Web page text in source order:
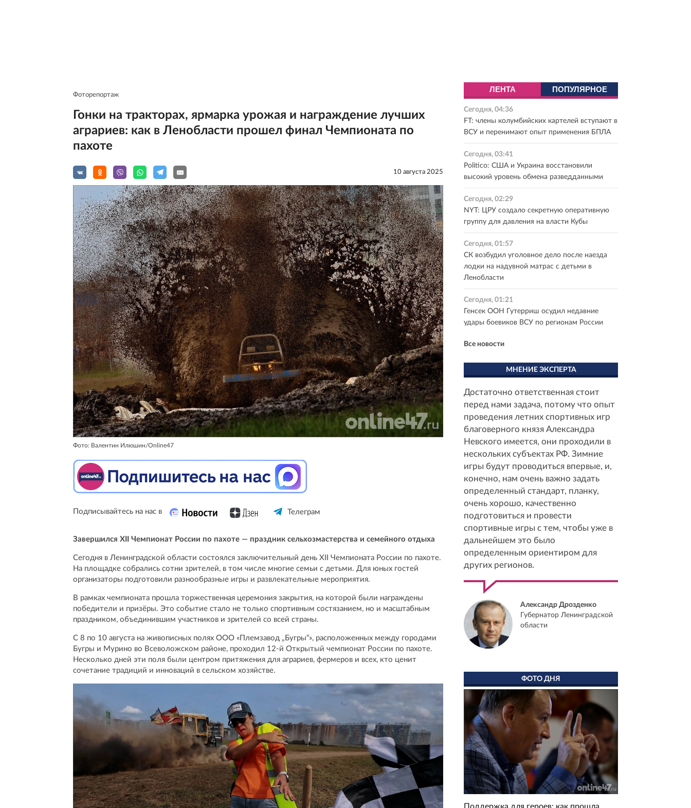
Фоторепортаж
Гонки на тракторах, ярмарка урожая и награждение лучших
аграриев: как в Ленобласти прошел финал Чемпионата по
пахоте
10 августа 2025
Фото: Валентин Илюшин/Online47
Подписывайтесь на нас в Телеграм
Завершился XII Чемпионат России по пахоте — праздник сельхозмастерства и семейного отдыха
Сегодня в Ленинградской области состоялся заключительный день XII Чемпионата России по пахоте.
На площадке собрались сотни зрителей, в том числе многие семьи с детьми. Для юных гостей
организаторы подготовили разнообразные игры и развлекательные мероприятия.
В рамках чемпионата прошла торжественная церемония закрытия, на которой были награждены
победители и призёры. Это событие стало не только спортивным состязанием, но и масштабным
праздником, объединившим участников и зрителей со всей страны.
С 8 по 10 августа на живописных полях ООО «Племзавод „Бугры“», расположенных между городами
Бугры и Мурино во Всеволожском районе, проходил 12-й Открытый чемпионат России по пахоте.
Несколько дней эти поля были центром притяжения для аграриев, фермеров и всех, кто ценит
сочетание традиций и инноваций в сельском хозяйстве.
ЛЕНТА ПОПУЛЯРНОЕ
Сегодня, 04:36
FT: члены колумбийских картелей вступают в
ВСУ и перенимают опыт применения БПЛА
Сегодня, 03:41
Politico: США и Украина восстановили
высокий уровень обмена разведданными
Сегодня, 02:29
NYT: ЦРУ создало секретную оперативную
группу для давления на власти Кубы
Сегодня, 01:57
СК возбудил уголовное дело после наезда
лодки на надувной матрас с детьми в
Ленобласти
Сегодня, 01:21
Генсек ООН Гутерриш осудил недавние
удары боевиков ВСУ по регионам России
Все новости
МНЕНИЕ ЭКСПЕРТА
Достаточно ответственная стоит
перед нами задача, потому что опыт
проведения летних спортивных игр
благоверного князя Александра
Невского имеется, они проходили в
нескольких субъектах РФ. Зимние
игры будут проводиться впервые, и,
конечно, нам очень важно задать
определенный стандарт, планку,
очень хорошо, качественно
подготовиться и провести
спортивные игры с тем, чтобы уже в
дальнейшем это было
определенным ориентиром для
других регионов.
Александр Дрозденко
Губернатор Ленинградской
области
ФОТО ДНЯ